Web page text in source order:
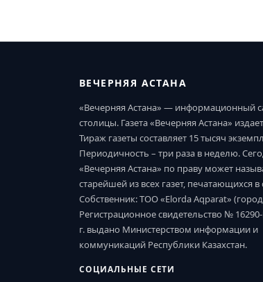
ВЕЧЕРНЯЯ АСТАНА
«Вечерняя Астана» — информационный
столицы. Газета «Вечерняя Астана»
Тираж газеты составляет 15 тысяч
Периодичность – три раза в неделю.
«Вечерняя Астана» по праву может
старейшей из всех газет, печатающихся в
Собственник: ТОО «Elorda Aqparat»
Регистрационное свидетельство № 16290-
г. выдано Министерством информации и
коммуникаций Республики Казахстан.
СОЦИАЛЬНЫЕ СЕТИ